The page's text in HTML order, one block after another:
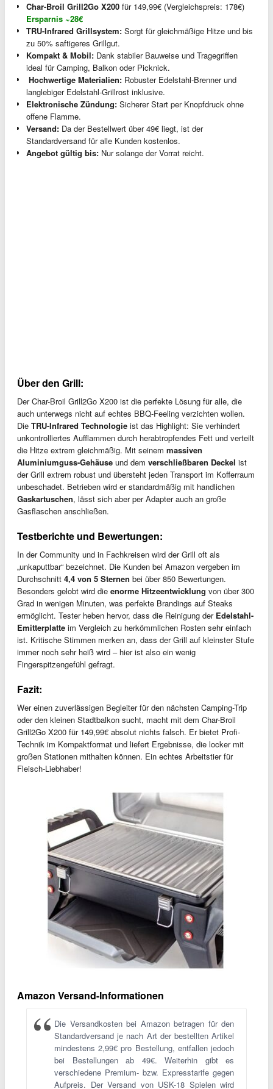
Char-Broil Grill2Go X200 für 149,99€ (Vergleichspreis: 178€)
Ersparnis ~28€
TRU-Infrared Grillsystem: Sorgt für gleichmäßige Hitze und bis
zu 50% saftigeres Grillgut.
Kompakt & Mobil: Dank stabiler Bauweise und Tragegriffen
ideal für Camping, Balkon oder Picknick.
️ Hochwertige Materialien: Robuster Edelstahl-Brenner und
langlebiger Edelstahl-Grillrost inklusive.
Elektronische Zündung: Sicherer Start per Knopfdruck ohne
offene Flamme.
Versand: Da der Bestellwert über 49€ liegt, ist der
Standardversand für alle Kunden kostenlos.
Angebot gültig bis: Nur solange der Vorrat reicht.
Über den Grill:
Der Char-Broil Grill2Go X200 ist die perfekte Lösung für alle, die
auch unterwegs nicht auf echtes BBQ-Feeling verzichten wollen.
Die TRU-Infrared Technologie ist das Highlight: Sie verhindert
unkontrolliertes Aufflammen durch herabtropfendes Fett und verteilt
die Hitze extrem gleichmäßig. Mit seinem massiven
Aluminiumguss-Gehäuse und dem verschließbaren Deckel ist
der Grill extrem robust und übersteht jeden Transport im Kofferraum
unbeschadet. Betrieben wird er standardmäßig mit handlichen
Gaskartuschen, lässt sich aber per Adapter auch an große
Gasflaschen anschließen.
Testberichte und Bewertungen:
In der Community und in Fachkreisen wird der Grill oft als
„unkaputtbar“ bezeichnet. Die Kunden bei Amazon vergeben im
Durchschnitt 4,4 von 5 Sternen bei über 850 Bewertungen.
Besonders gelobt wird die enorme Hitzeentwicklung von über 300
Grad in wenigen Minuten, was perfekte Brandings auf Steaks
ermöglicht. Tester heben hervor, dass die Reinigung der Edelstahl-
Emitterplatte im Vergleich zu herkömmlichen Rosten sehr einfach
ist. Kritische Stimmen merken an, dass der Grill auf kleinster Stufe
immer noch sehr heiß wird – hier ist also ein wenig
Fingerspitzengefühl gefragt.
Fazit:
Wer einen zuverlässigen Begleiter für den nächsten Camping-Trip
oder den kleinen Stadtbalkon sucht, macht mit dem Char-Broil
Grill2Go X200 für 149,99€ absolut nichts falsch. Er bietet Profi-
Technik im Kompaktformat und liefert Ergebnisse, die locker mit
großen Stationen mithalten können. Ein echtes Arbeitstier für
Fleisch-Liebhaber!
Amazon Versand-Informationen
Die Versandkosten bei Amazon betragen für den
Standardversand je nach Art der bestellten Artikel
mindestens 2,99€ pro Bestellung, entfallen jedoch
bei Bestellungen ab 49€. Weiterhin gibt es
verschiedene Premium- bzw. Expresstarife gegen
Aufpreis. Der Versand von USK-18 Spielen wird